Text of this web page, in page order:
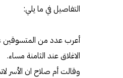
التفاصيل في ما يلي:
أعرب عدد من المتسوقين
الاغلاق عند الثامنة مساء.
وقالت أم صلاح ان الأسر